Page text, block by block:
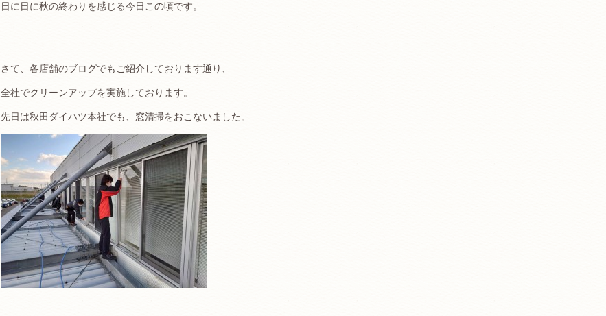
日に日に秋の終わりを感じる今日この頃です。
さて、各店舗のブログでもご紹介しております通り、
全社でクリーンアップを実施しております。
先日は秋田ダイハツ本社でも、窓清掃をおこないました。